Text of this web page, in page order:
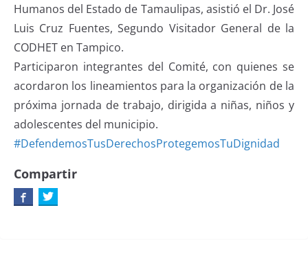
Humanos del Estado de Tamaulipas, asistió el Dr. José
Luis Cruz Fuentes, Segundo Visitador General de la
CODHET en Tampico.
Participaron integrantes del Comité, con quienes se
acordaron los lineamientos para la organización de la
próxima jornada de trabajo, dirigida a niñas, niños y
adolescentes del municipio.
#DefendemosTusDerechosProtegemosTuDignidad
Compartir